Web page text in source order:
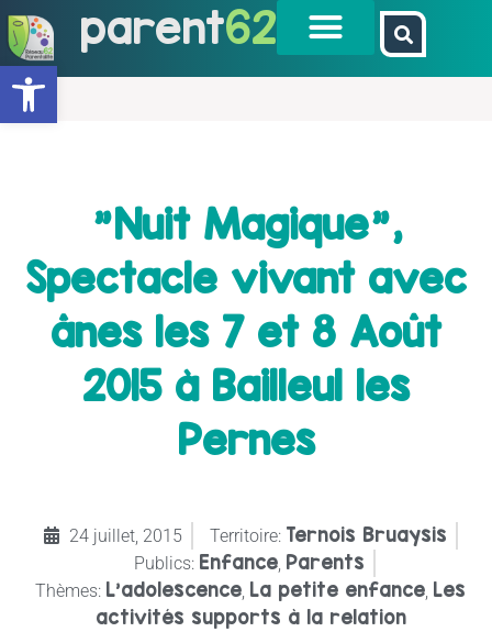
Ouvrir la barre d’outils
parent62
"Nuit Magique",
Spectacle vivant avec
ânes les 7 et 8 Août
2015 à Bailleul les
Pernes
24 juillet, 2015 Territoire: Ternois Bruaysis
Publics: Enfance Parents
Thèmes: L’adolescence La petite enfance Les
activités supports à la relation